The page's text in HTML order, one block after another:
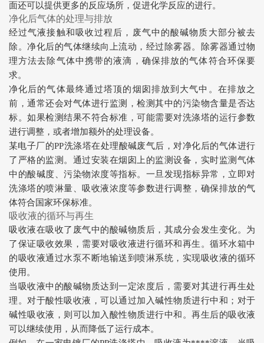
面还可以提供更多的反应场所，促进化学反应的进行。
净化后气体的处理与排放
经过气液接触和吸收过程后，废气中的酸碱物质大部分被去
除。净化后的气体继续向上流动，经过除雾器。除雾器通过物
理方法去除气体中携带的液滴，确保排放的气体符合环保要
求。
净化后的气体最终通过塔顶的烟囱排放到大气中。在排放之
前，通常还会对气体进行监测，检测其中的污染物含量是否达
标。如果检测结果不符合标准，可能需要对洗涤塔的运行参数
进行调整，或者增加额外的处理设备。
某电子厂的PP洗涤塔在处理酸碱废气后，对净化后的气体进行
了严格的监测。通过安装在烟囱上的监测设备，实时监测气体
中的酸碱度、污染物浓度等指标。一旦发现指标异常，立即对
洗涤塔的喷淋量、吸收液浓度等参数进行调整，确保排放的气
体符合国家环保标准。
吸收液的循环与再生
吸收液在吸收了废气中的酸碱物质后，其成分会发生变化。为
了保证吸收效果，需要对吸收液进行循环和再生。循环水箱中
的吸收液通过水泵不断地输送到喷淋系统，实现吸收液的循环
使用。
当吸收液中的酸碱物质达到一定浓度后，需要对其进行再生处
理。对于酸性吸收液，可以通过加入碱性物质进行中和；对于
碱性吸收液，则可以加入酸性物质进行中和。再生后的吸收液
可以继续使用，从而降低了运行成本。